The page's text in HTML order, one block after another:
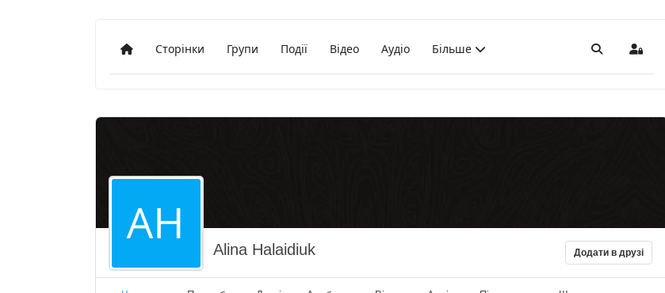
ДодомуСторінки Групи Події Відео Аудіо Більше Пошук Sign In
Alina Halaidiuk Додати в друзі